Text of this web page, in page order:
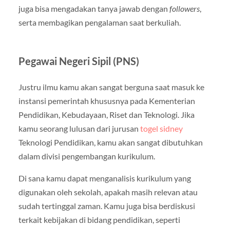
juga bisa mengadakan tanya jawab dengan followers,
serta membagikan pengalaman saat berkuliah.
Pegawai Negeri Sipil (PNS)
Justru ilmu kamu akan sangat berguna saat masuk ke
instansi pemerintah khususnya pada Kementerian
Pendidikan, Kebudayaan, Riset dan Teknologi. Jika
kamu seorang lulusan dari jurusan togel sidney
Teknologi Pendidikan, kamu akan sangat dibutuhkan
dalam divisi pengembangan kurikulum.
Di sana kamu dapat menganalisis kurikulum yang
digunakan oleh sekolah, apakah masih relevan atau
sudah tertinggal zaman. Kamu juga bisa berdiskusi
terkait kebijakan di bidang pendidikan, seperti